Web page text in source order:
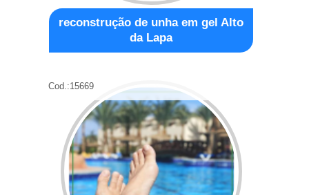
reconstrução de unha em gel Alto
da Lapa
Cod.:15669